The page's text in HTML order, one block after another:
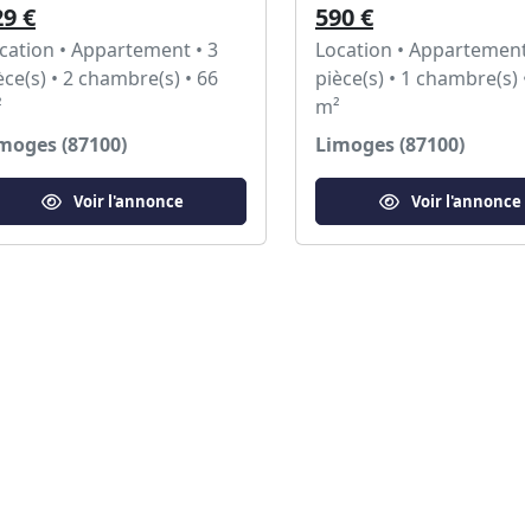
€
• Appartement • 3
• 2 chambre(s) • 66
(87100)
Voir l'annonce
590 €
Location •
pièce(s) • 1 chambre(s)
m²
Limoges (87100)
Voir l'annonce